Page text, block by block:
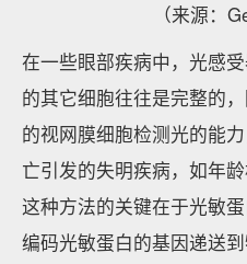
（来源：
在一些眼部疾病中，光感
的其它细胞往往是完整的
的视网膜细胞检测光的能
亡引发的失明疾病，如年龄
这种方法的关键在于光敏
编码光敏蛋白的基因递送